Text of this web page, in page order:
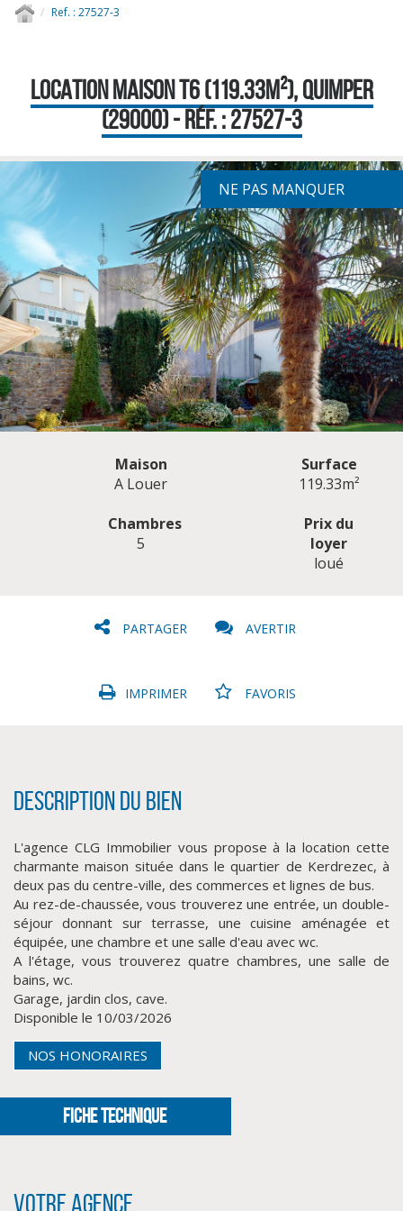
Ref. : 27527-3
LOCATION MAISON T6 (119.33M²), QUIMPER
(29000) - RÉF. : 27527-3
CLIQUER ICI POUR AGRANDIR
NE PAS MANQUER
Maison
A Louer
Surface
119.33m²
Chambres
5
Prix du
loyer
loué
PARTAGER AVERTIR
IMPRIMER FAVORIS
Description du bien
L'agence CLG Immobilier vous propose à la location cette
charmante maison située dans le quartier de Kerdrezec, à
deux pas du centre-ville, des commerces et lignes de bus.
Au rez-de-chaussée, vous trouverez une entrée, un double-
séjour donnant sur terrasse, une cuisine aménagée et
équipée, une chambre et une salle d'eau avec wc.
A l'étage, vous trouverez quatre chambres, une salle de
bains, wc.
Garage, jardin clos, cave.
Disponible le 10/03/2026
NOS HONORAIRES
FICHE TECHNIQUE
Votre agence